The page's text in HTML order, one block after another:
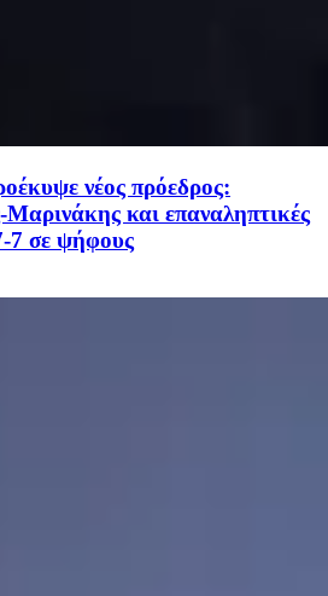
νέος πρόεδρος:
και επαναληπτικές
7 σε ψήφους